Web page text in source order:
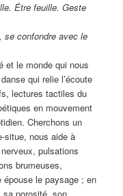
Être feuille. Geste
se confondre avec le
et le monde qui nous
qui relie l’écoute
lectures tactiles du
en mouvement
Cherchons un
situe, nous aide à
pulsations
brumeuses,
épouse le paysage ; en